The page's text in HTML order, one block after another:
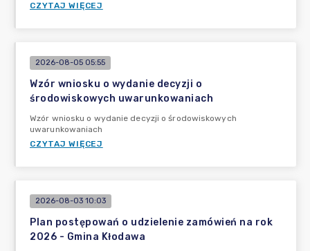
CZYTAJ WIĘCEJ
2026-08-05 05:55
Wzór wniosku o wydanie decyzji o
środowiskowych uwarunkowaniach
Wzór wniosku o wydanie decyzji o środowiskowych
uwarunkowaniach
CZYTAJ WIĘCEJ
2026-08-03 10:03
Plan postępowań o udzielenie zamówień na rok
2026 - Gmina Kłodawa